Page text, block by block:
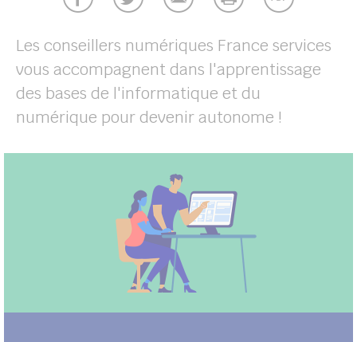
Les conseillers numériques France services
vous accompagnent dans l'apprentissage
des bases de l'informatique et du
numérique pour devenir autonome !